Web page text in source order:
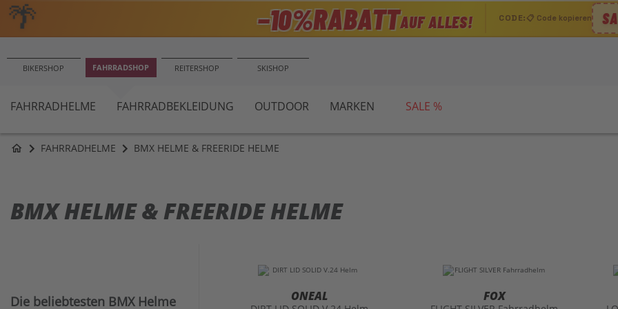
🌴 −10%RABATTAUF ALLES! CODE: 📋 Code kopieren
BIKERSHOP FAHRRADSHOP REITERSHOP SKISHOP
FAHRRADHELME FAHRRADBEKLEIDUNG OUTDOOR MARKEN SALE %
home FAHRRADHELME BMX HELME & FREERIDE HELME
BMX HELME & FREERIDE HELME
ONEAL FOX
Die beliebtesten BMX Helme